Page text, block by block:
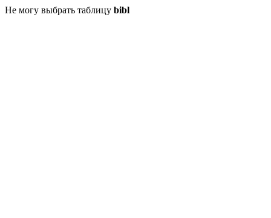
Не могу выбрать таблицу bibl